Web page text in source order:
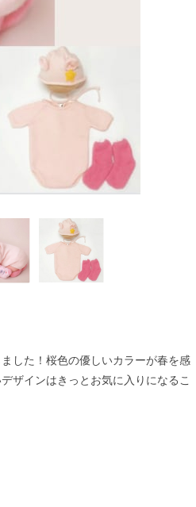
した！桜色の優しいカラーが春を感
ザインはきっとお気に入りになるこ